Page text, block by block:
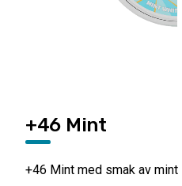
+46 Mint
+46 Mint med smak av mint